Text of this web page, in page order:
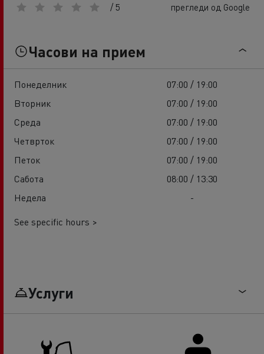
/ 5 прегледи од Google
Часови на прием
Понеделник
07:00 / 19:00
Вторник
07:00 / 19:00
Среда
07:00 / 19:00
Четврток
07:00 / 19:00
Петок
07:00 / 19:00
Сабота
08:00 / 13:30
Недела
-
See specific hours >
Услуги